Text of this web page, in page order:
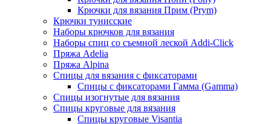
Крючки для вязания Прим (Prym)
Крючки тунисские
Наборы крючков для вязания
Наборы спиц со съемной леской Addi-Click
Пряжа Adelia
Пряжа Alpina
Спицы для вязания с фиксаторами
Спицы с фиксаторами Гамма (Gamma)
Спицы изогнутые для вязания
Спицы круговые для вязания
Спицы круговые Visantia